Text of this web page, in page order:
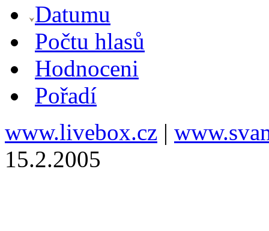
Datumu
Počtu hlasů
Hodnoceni
Pořadí
www.livebox.cz |
15.2.2005